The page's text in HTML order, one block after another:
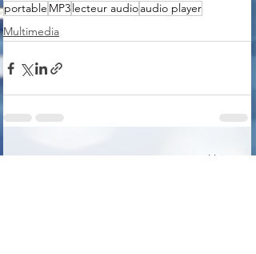
portable MP3 lecteur audioaudio player
Multimedia
Posts récents Voir tout